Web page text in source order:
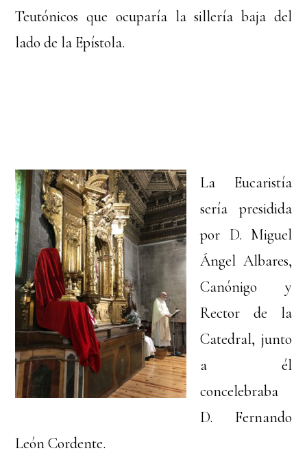
Teutónicos que ocuparía la sillería baja del
lado de la Epístola.
La Eucaristía
sería presidida
por D. Miguel
Ángel Albares,
Canónigo y
Rector de la
Catedral, junto
a él
concelebraba
D. Fernando
León Cordente.